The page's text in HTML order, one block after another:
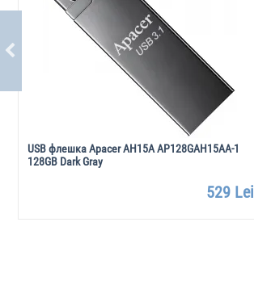
USB флешка Apacer AH15A AP128GAH15AA-1
128GB Dark Gray
529 Lei